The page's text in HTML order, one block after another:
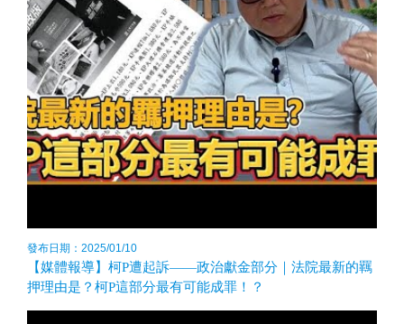
發布日期：2025/01/10
【媒體報導】柯P遭起訴——政治獻金部分｜法院最新的羈
押理由是？柯P這部分最有可能成罪！？